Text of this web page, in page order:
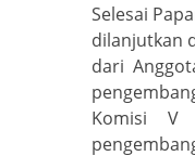
Selesai
dilanjutkan
dari
Komisi V